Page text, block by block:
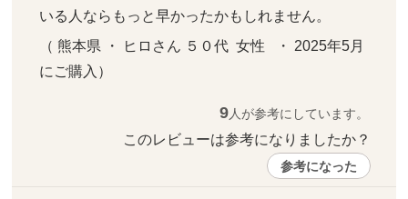
いる人ならもっと早かったかもしれません。
（ 熊本県 ・ ヒロさん ５０代  女性   ・ 2025年5月
にご購入）
9人が参考にしています。
このレビューは参考になりましたか？
参考になった